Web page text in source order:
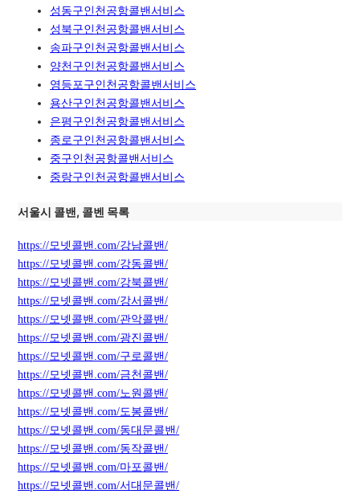
성동구인천공항콜밴서비스
성북구인천공항콜밴서비스
송파구인천공항콜밴서비스
양천구인천공항콜밴서비스
영등포구인천공항콜밴서비스
용산구인천공항콜밴서비스
은평구인천공항콜밴서비스
종로구인천공항콜밴서비스
중구인천공항콜밴서비스
중랑구인천공항콜밴서비스
서울시 콜밴, 콜벤 목록
https://모넷콜밴.com/강남콜밴/
https://모넷콜밴.com/강동콜밴/
https://모넷콜밴.com/강북콜밴/
https://모넷콜밴.com/강서콜밴/
https://모넷콜밴.com/관악콜밴/
https://모넷콜밴.com/광진콜밴/
https://모넷콜밴.com/구로콜밴/
https://모넷콜밴.com/금천콜밴/
https://모넷콜밴.com/노원콜밴/
https://모넷콜밴.com/도봉콜밴/
https://모넷콜밴.com/동대문콜밴/
https://모넷콜밴.com/동작콜밴/
https://모넷콜밴.com/마포콜밴/
https://모넷콜밴.com/서대문콜밴/